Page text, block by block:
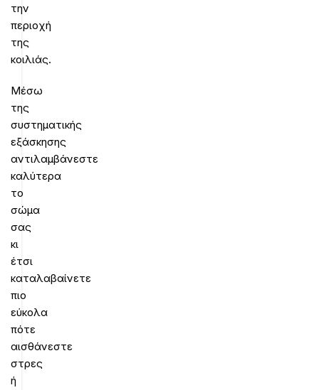
την
περιοχή
της
κοιλιάς.
Μέσω
της
συστηματικής
εξάσκησης
αντιλαμβάνεστε
καλύτερα
το
σώμα
σας
κι
έτσι
καταλαβαίνετε
πιο
εύκολα
πότε
αισθάνεστε
στρες
ή